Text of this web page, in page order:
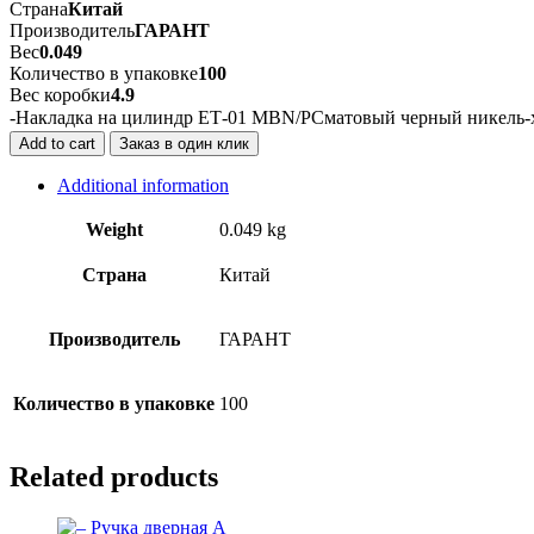
СтранаКитай
ПроизводительГАРАНТ
Вес0.049
Количество в упаковке100
Вес коробки4.9
-Накладка на цилиндр ЕТ-01 MBN/PCматовый черный
Add to cart Заказ в один клик
Additional information
Weight 0.049 kg
Страна Китай
Производитель ГАРАНТ
Количество в упаковке 100
Related products